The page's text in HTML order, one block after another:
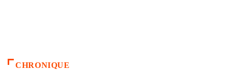
CHRONIQUE